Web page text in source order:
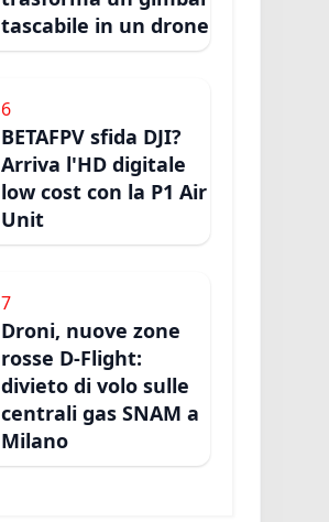
tascabile in un drone
6
BETAFPV sfida DJI?
Arriva l'HD digitale
low cost con la P1 Air
Unit
7
Droni, nuove zone
rosse D-Flight:
divieto di volo sulle
centrali gas SNAM a
Milano